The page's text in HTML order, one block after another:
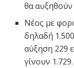
θα αυξηθούν
Νέος με
δηλαδή
αύξηση 229
γίνουν 1.729.